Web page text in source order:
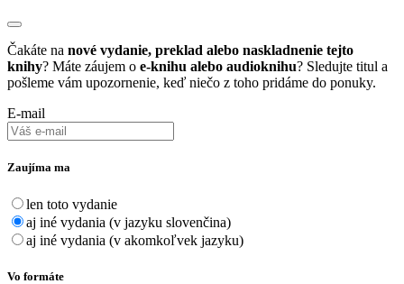
Čakáte na nové vydanie, preklad alebo naskladnenie tejto
knihy? Máte záujem o e-knihu alebo audioknihu? Sledujte titul a
pošleme vám upozornenie, keď niečo z toho pridáme do ponuky.
E-mail
Zaujíma ma
len toto vydanie
aj iné vydania (v jazyku slovenčina)
aj iné vydania (v akomkoľvek jazyku)
Vo formáte